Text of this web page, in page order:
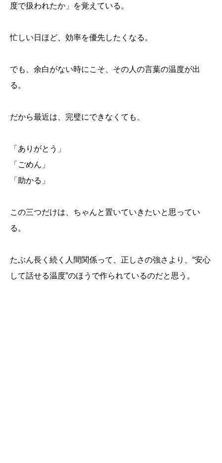
度で扱われたか」を覚えている。
忙しい日ほど、効率を優先したくなる。
でも、余白がない時にこそ、その人の言葉の温度が出
る。
だから最近は、完璧にできなくても、
「ありがとう」
「ごめん」
「助かる」
この三つだけは、ちゃんと置いていきたいと思ってい
る。
たぶん長く続く人間関係って、正しさの強さより、“安心
して話せる温度”のほうで作られているのだと思う。